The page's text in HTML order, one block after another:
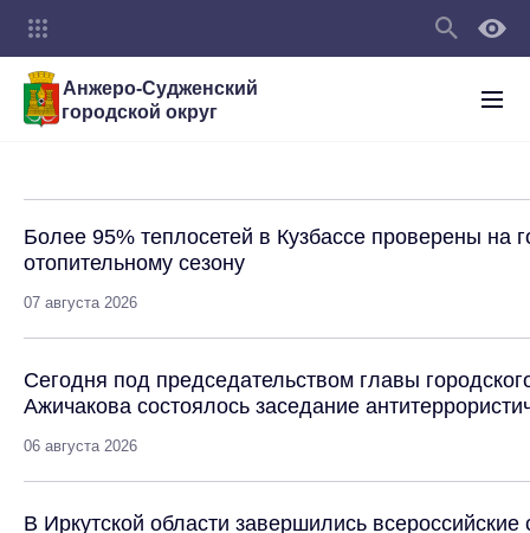
Анжеро-Судженский
городской округ
Более 95% теплосетей в Кузбассе проверены на
отопительному сезону
07 августа 2026
Сегодня под председательством главы
Ажичакова состоялось заседание
06 августа 2026
В Иркутской области завершились